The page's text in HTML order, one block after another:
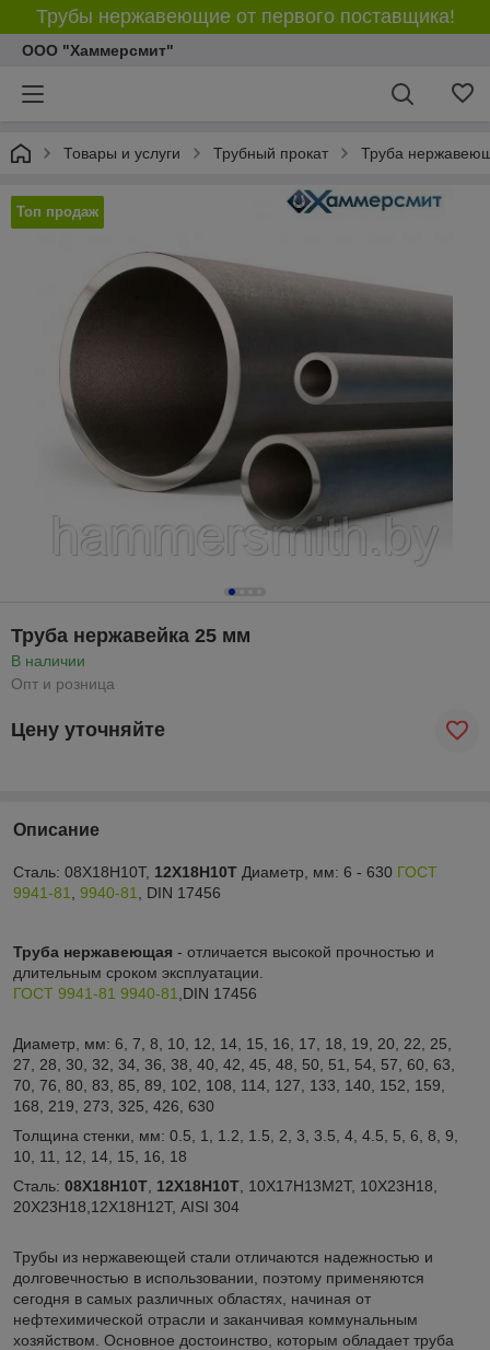
Трубы нержавеющие от первого поставщика!
ООО "Хаммерсмит"
Товары и услуги Трубный прокат Труба
Топ продаж
Труба нержавейка 25 мм
В наличии
Опт и розница
Цену уточняйте
Описание
Сталь: 08Х18Н10Т, 12Х18Н10Т Диаметр, мм: 6 - 630 ГОСТ
9941-81
9940-81 , DIN 17456
Труба нержавеющая - отличается высокой прочностью и
длительным сроком эксплуатации.
ГОСТ 9941-81 9940-81 ,DIN 17456
Диаметр, мм: 6, 7, 8, 10, 12, 14, 15, 16, 17, 18, 19, 20, 22, 25,
27, 28, 30, 32, 34, 36, 38, 40, 42, 45, 48, 50, 51, 54, 57, 60, 63,
70, 76, 80, 83, 85, 89, 102, 108, 114, 127, 133, 140, 152, 159,
168, 219, 273, 325, 426, 630
Толщина стенки, мм: 0.5, 1, 1.2, 1.5, 2, 3, 3.5, 4, 4.5, 5, 6, 8, 9,
10, 11, 12, 14, 15, 16, 18
Сталь: 08Х18Н10Т 12Х18Н10Т , 10Х17Н13М2Т, 10Х23Н18,
20Х23Н18,12Х18Н12Т, AISI 304
Трубы из нержавеющей стали отличаются надежностью и
долговечностью в использовании, поэтому применяются
сегодня в самых различных областях, начиная от
нефтехимической отрасли и заканчивая коммунальным
хозяйством. Основное достоинство, которым обладает труба